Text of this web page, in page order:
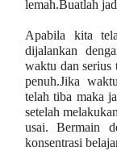
lemah.Buatlah
Apabila kita
dijalankan
waktu dan serius
penuh.Jika
telah tiba maka
setelah
usai. Bermain
konsentrasi